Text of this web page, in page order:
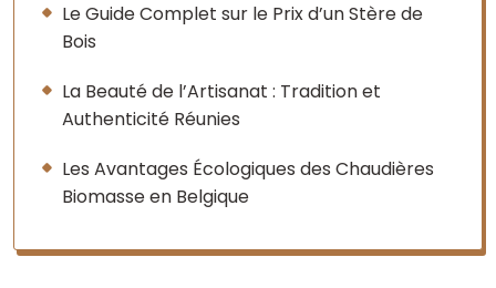
Le Guide Complet sur le Prix d’un Stère de
Bois
La Beauté de l’Artisanat : Tradition et
Authenticité Réunies
Les Avantages Écologiques des Chaudières
Biomasse en Belgique